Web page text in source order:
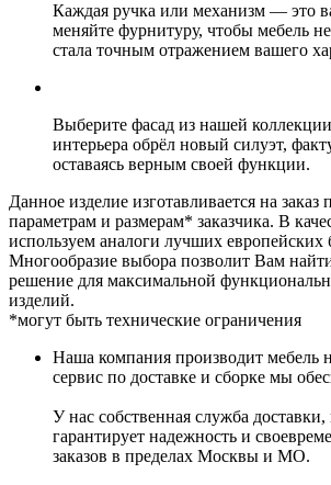
Каждая ручка или механизм — это
меняйте фурнитуру, чтобы мебель
стала точным отражением вашего
Выберите фасад из нашей
интерьера обрёл новый силуэт,
оставаясь верным своей функции.
Данное изделие изготавливается на
параметрам и размерам* заказчика. В
используем аналоги лучших европейских
Многообразие выбора позволит Вам
решение для максимальной
изделий.
*могут быть технические ограничения
Наша компания производит мебель
сервис по доставке и сборке мы
У нас собственная служба доставки,
гарантирует надежность и
заказов в пределах Москвы и МО.